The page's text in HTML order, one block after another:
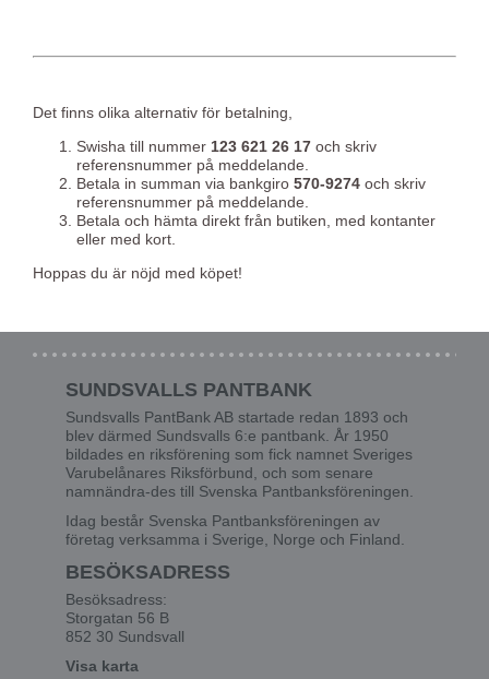
Det finns olika alternativ för betalning,
Swisha till nummer 123 621 26 17 och skriv
referensnummer på meddelande.
Betala in summan via bankgiro 570-9274 och skriv
referensnummer på meddelande.
Betala och hämta direkt från butiken, med kontanter
eller med kort.
Hoppas du är nöjd med köpet!
SUNDSVALLS PANTBANK
Sundsvalls PantBank AB startade redan 1893 och
blev därmed Sundsvalls 6:e pantbank. År 1950
bildades en riksförening som fick namnet Sveriges
Varubelånares Riksförbund, och som senare
namnändra-des till Svenska Pantbanksföreningen.
Idag består Svenska Pantbanksföreningen av
företag verksamma i Sverige, Norge och Finland.
BESÖKSADRESS
Besöksadress:
Storgatan 56 B
852 30 Sundsvall
Visa karta